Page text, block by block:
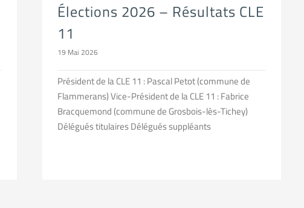
Élections 2026 – Résultats CLE
11
19 Mai 2026
Président de la CLE 11 : Pascal Petot (commune de
Flammerans) Vice-Président de la CLE 11 : Fabrice
Bracquemond (commune de Grosbois-lès-Tichey)
Délégués titulaires Délégués suppléants